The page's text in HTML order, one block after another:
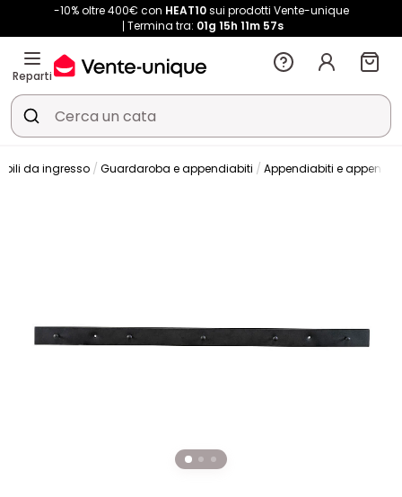
-10% oltre 400€ con HEAT10sui prodotti Vente-unique
Termina tra: 01g 15h 11m 56s
Reparti
da ingresso Guardaroba e appendiabiti Appendiabiti e